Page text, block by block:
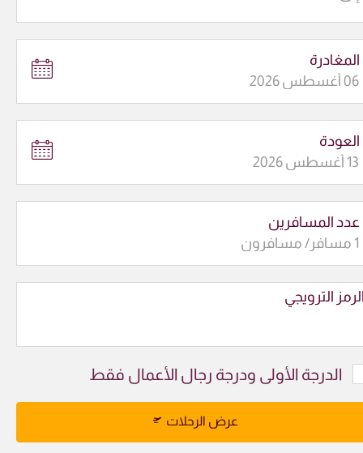
المغادرة
العودة
عدد المسافرين
الترويجي
الدرجة الأولى ودرجة رجال الأعمال فقط
عرض الرحلات